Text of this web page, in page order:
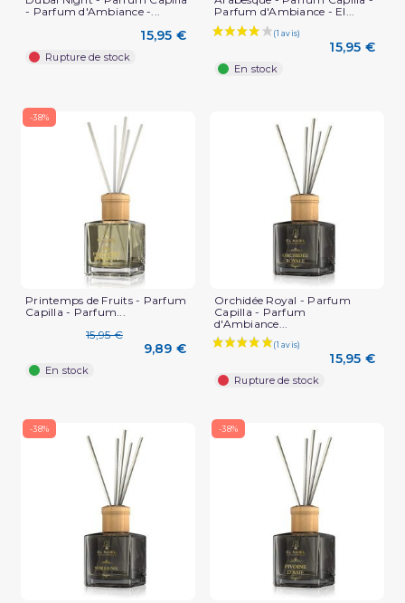
- Parfum d'Ambiance -...
15,95 €
Rupture de stock
Parfum d'Ambiance - El...
15,95 €
En stock
-38%
Printemps de Fruits - Parfum
Capilla - Parfum...
15,95 €
9,89 €
En stock
Orchidée Royal - Parfum
Capilla - Parfum
d'Ambiance...
15,95 €
Rupture de stock
-38% -38%